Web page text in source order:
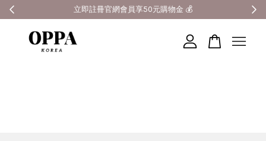
全館滿3000元超商免運 🚚